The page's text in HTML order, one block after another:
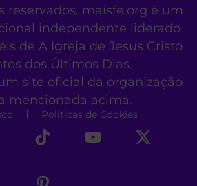
reservados. maisfe.org é um
independente liderado
de A Igreja de Jesus Cristo
dos Últimos Dias.
site oficial da organização
mencionada acima.
Políticas de Cookies